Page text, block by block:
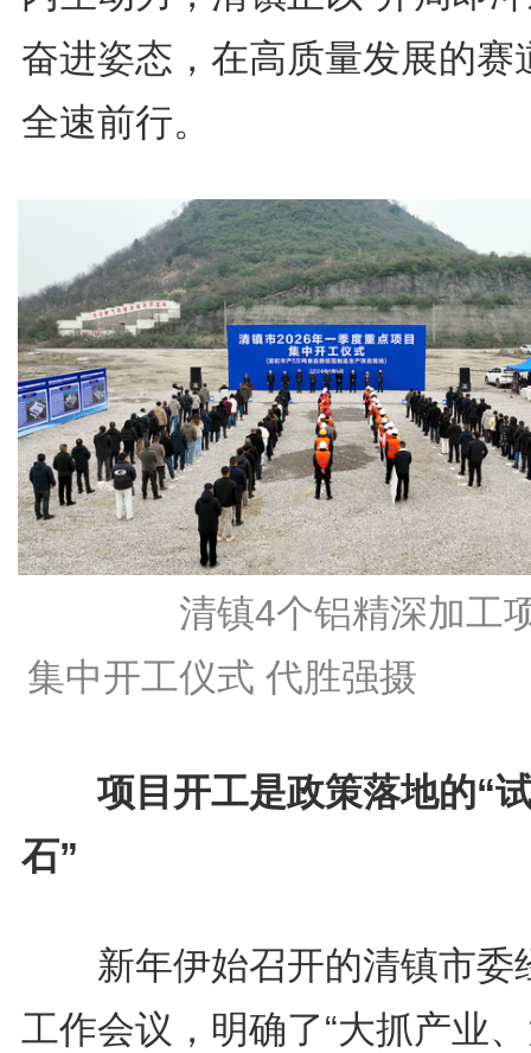
奋进姿态，在高质量发展的赛
全速前行。
清镇4个铝精深加工
集中开工仪式 代胜强摄
项目开工是政策落地的“
石”
新年伊始召开的清镇市委
工作会议，明确了“大抓产业